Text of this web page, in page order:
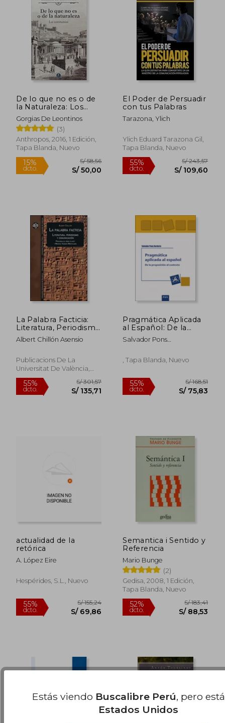
dcto. S/ 86,62 dcto. S/
55%
dcto.
S/ 179,15
S/ 80,62
55%
dcto.
De lo que no es o de
la Naturaleza: Los
Testimonios
Gorgias De Leontinos
(3)
Anthropos, 2016, 1 Edición,
Tapa Blanda, Nuevo
15%
dcto.
El Poder de Persuadir
con tus Palabras
Tarazona, Ylich
Ylich Eduard Tarazona Gil,
Tapa Blanda, Nuevo
55%
dcto.
La Palabra Facticia:
Literatura, Periodismo
y Comunicación
Albert Chillón Asensio
Publicacions De La
Universitat De València,
2014, 1 Edición, Tapa
Blanda, Nuevo
Pragmática Aplicada
al Español: De la
Proposición al
Contexto
Salvador Pons
, Tapa Blanda, Nuevo
actualidad de la
retórica
A. López Eire
Hespérides, S.l., Nuevo
Semantica i Sentido y
Referencia
Mario Bunge
(2)
Gedisa, 2008, 1 Edición,
Tapa Blanda, Nuevo
Estás viendo Buscalibre Perú, pero
Estados Unidos